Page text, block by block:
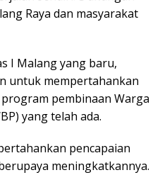
Raya dan masyarakat
I Malang yang baru,
untuk mempertahankan
pembinaan Warga
yang telah ada.
pencapaian
meningkatkannya.